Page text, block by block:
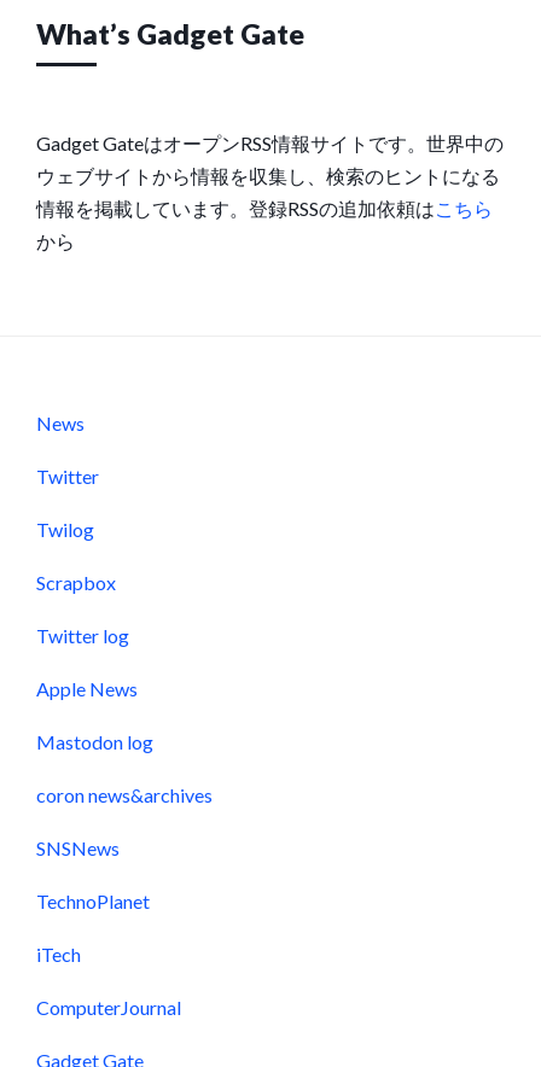
What’s Gadget Gate
Gadget GateはオープンRSS情報サイトです。世界中の
ウェブサイトから情報を収集し、検索のヒントになる
情報を掲載しています。登録RSSの追加依頼は こちら
から
News
Twitter
Twilog
Scrapbox
Twitter log
Apple News
Mastodon log
coron news&archives
SNSNews
TechnoPlanet
iTech
ComputerJournal
Gadget Gate